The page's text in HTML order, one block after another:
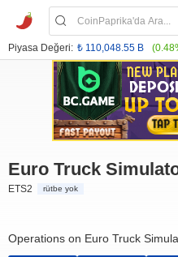
Piyasa Değeri: ₺ 110,048.55 B
Euro Truck
ETS2 rütbe yok
Operations on Euro Truck